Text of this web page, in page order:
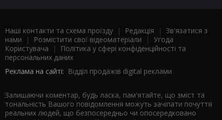
Наші контакти та схема проїзду | Редакція | Зв'язатися з
нами | Розмістити свої відеоматеріали | Угода
Користувача |
Політика у сфері конфіденційності та
персональних даних
Реклама на сайті: Відділ продажів digital реклами
Залишаючи коментар, будь ласка, пам'ятайте, що зміст та
тональність Вашого повідомлення можуть зачіпати почуття
реальних людей, що безпосередньо чи опосередковано